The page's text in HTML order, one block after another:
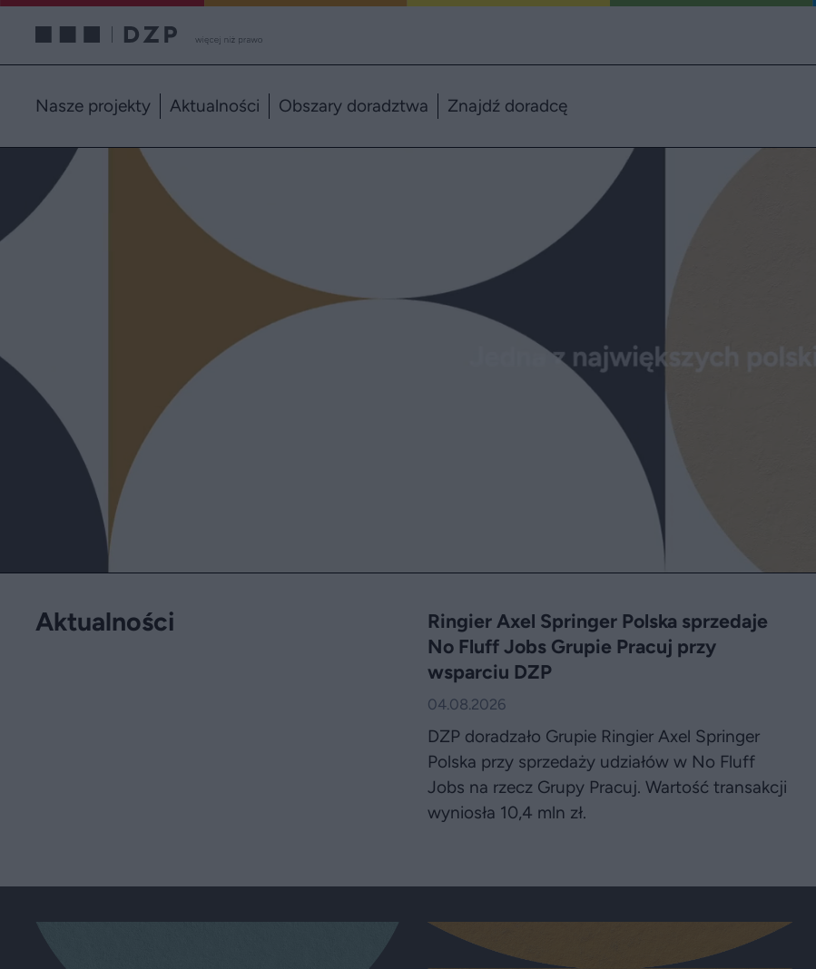
Nasze projekty Aktualności Obszary doradztwa Znajdź doradcę
Kancelaria Domański Zakrzewski Palinka - kompleksowa obsługa prawna od 1993 roku. 170 ekspertów, 40
Aktualności
Ringier Axel Springer Polska sprzedaje
No Fluff Jobs Grupie Pracuj przy
wsparciu DZP
04.08.2026
DZP doradzało Grupie Ringier Axel Springer
Polska przy sprzedaży udziałów w No Fluff
Jobs na rzecz Grupy Pracuj. Wartość transakcji
wyniosła 10,4 mln zł.